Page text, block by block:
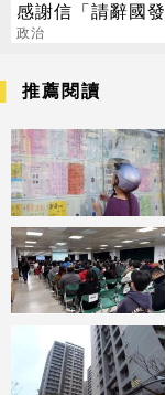
感謝信「請辭國
委」
政治
推薦閱讀